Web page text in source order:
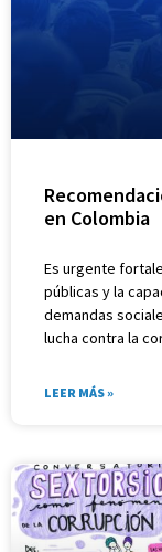
en Colombia
Es urgente
públicas y la
demandas
lucha contra la
LEER MÁS »